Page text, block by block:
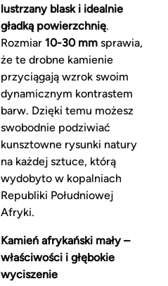
lustrzany blask i idealnie
gładką powierzchnię.
Rozmiar 10-30 mmsprawia,
że te drobne kamienie
przyciągają wzrok swoim
dynamicznym kontrastem
barw. Dzięki temu możesz
swobodnie podziwiać
kunsztowne rysunki natury
na każdej sztuce, którą
wydobyto w kopalniach
Republiki Południowej
Afryki.
Kamień afrykański mały –
właściwości i głębokie
wyciszenie